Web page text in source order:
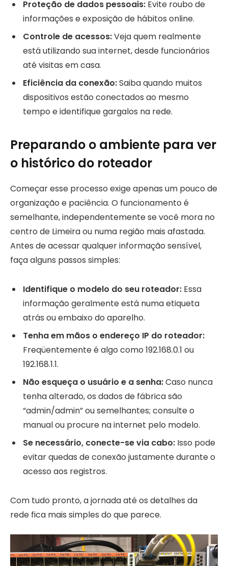
Proteção de dados pessoais: Evite roubo de
informações e exposição de hábitos online.
Controle de acessos:Veja quem realmente
está utilizando sua internet, desde funcionários
até visitas em casa.
Eficiência da conexão:Saiba quando muitos
dispositivos estão conectados ao mesmo
tempo e identifique gargalos na rede.
Preparando o ambiente para ver
o histórico do roteador
Começar esse processo exige apenas um pouco de
organização e paciência. O funcionamento é
semelhante, independentemente se você mora no
centro de Limeira ou numa região mais afastada.
Antes de acessar qualquer informação sensível,
faça alguns passos simples:
Identifique o modelo do seu roteador: Essa
informação geralmente está numa etiqueta
atrás ou embaixo do aparelho.
Tenha em mãos o endereço IP do roteador:
Freqüentemente é algo como 192.168.0.1 ou
192.168.1.1.
Não esqueça o usuário e a senha:Caso nunca
tenha alterado, os dados de fábrica são
“admin/admin” ou semelhantes; consulte o
manual ou procure na internet pelo modelo.
Se necessário, conecte-se via cabo: Isso pode
evitar quedas de conexão justamente durante o
acesso aos registros.
Com tudo pronto, a jornada até os detalhes da
rede fica mais simples do que parece.